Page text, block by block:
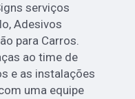
serviços
Adesivos
para Carros.
ao time de
e as instalações
uma equipe